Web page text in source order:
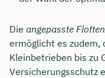
Die angepasste
ermöglicht es zudem,
Kleinbetrieben bis zu
Versicherungsschutz
Kostenfrei &